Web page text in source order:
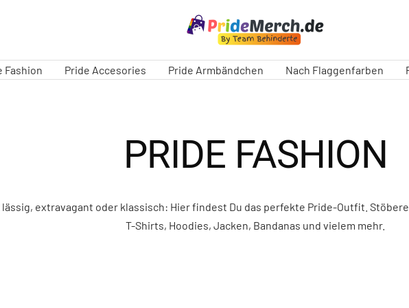
PrideMerch.de
Team
Behinderte
e.V.
Fashion Pride Accesories Pride Armbändchen Nach Flaggenfarben
PRIDE FASHION
lässig, extravagant oder klassisch: Hier findest Du das perfekte Pride-Outfit.
T-Shirts, Hoodies, Jacken, Bandanas und vielem mehr.